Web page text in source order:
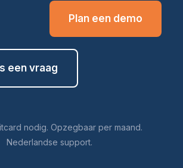
Plan een demo
een vraag
nodig. Opzegbaar per maand.
Nederlandse support.